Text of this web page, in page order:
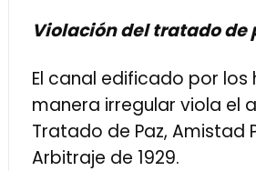
Violación del tratado de
El canal edificado por los
manera irregular viola el
Tratado de Paz, Amistad
Arbitraje de 1929.